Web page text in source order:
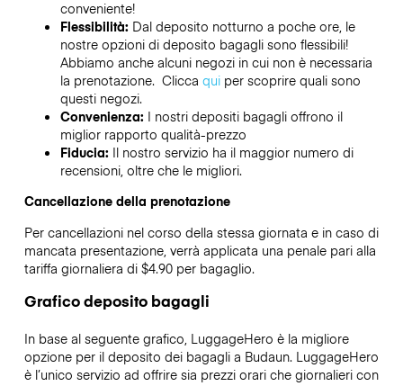
conveniente!
Flessibilità: Dal deposito notturno a poche ore, le
nostre opzioni di deposito bagagli sono flessibili!
Abbiamo anche alcuni negozi in cui non è necessaria
la prenotazione. Clicca quiper scoprire quali sono
questi negozi.
Convenienza: I nostri depositi bagagli offrono il
miglior rapporto qualità-prezzo
Fiducia: Il nostro servizio ha il maggior numero di
recensioni, oltre che le migliori.
Cancellazione della prenotazione
Per cancellazioni nel corso della stessa giornata e in caso di
mancata presentazione, verrà applicata una penale pari alla
tariffa giornaliera di $4.90 per bagaglio.
Grafico deposito bagagli
In base al seguente grafico, LuggageHero è la migliore
opzione per il deposito dei bagagli a Budaun. LuggageHero
è l’unico servizio ad offrire sia prezzi orari che giornalieri con